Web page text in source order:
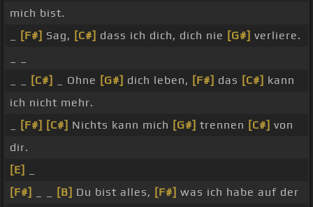
mich bist.
[F#] Sag, [C#] dass ich dich, dich nie [G#] verliere.
[C#] _ Ohne [G#] dich leben, [F#] das [C#] kann
ich nicht mehr.
[F#] [C#] Nichts kann mich [G#] trennen [C#] von
dir.
[E]
[F#]
[B] Du bist alles, [F#] was ich habe auf der